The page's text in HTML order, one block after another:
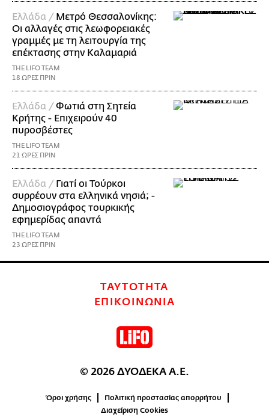
Ελλάδα / Μετρό Θεσσαλονίκης:
Οι αλλαγές στις λεωφορειακές
γραμμές με τη λειτουργία της
επέκτασης στην Καλαμαριά
THE LIFO TEAM
18 ΩΡΕΣ ΠΡΙΝ
Ελλάδα /Φωτιά στη Σητεία
Κρήτης - Επιχειρούν 40
πυροσβέστες
THE LIFO TEAM
21 ΩΡΕΣ ΠΡΙΝ
Ελλάδα / Γιατί οι Τούρκοι
συρρέουν στα ελληνικά νησιά; -
Δημοσιογράφος τουρκικής
εφημερίδας απαντά
THE LIFO TEAM
23 ΩΡΕΣ ΠΡΙΝ
ΤΑΥΤΟΤΗΤΑ
ΕΠΙΚΟΙΝΩΝΙΑ
© 2026 ΔΥΟΔΕΚΑ Α.Ε.
Όροι χρήσης
Πολιτική προστασίας απορρήτου
Διαχείριση Cookies